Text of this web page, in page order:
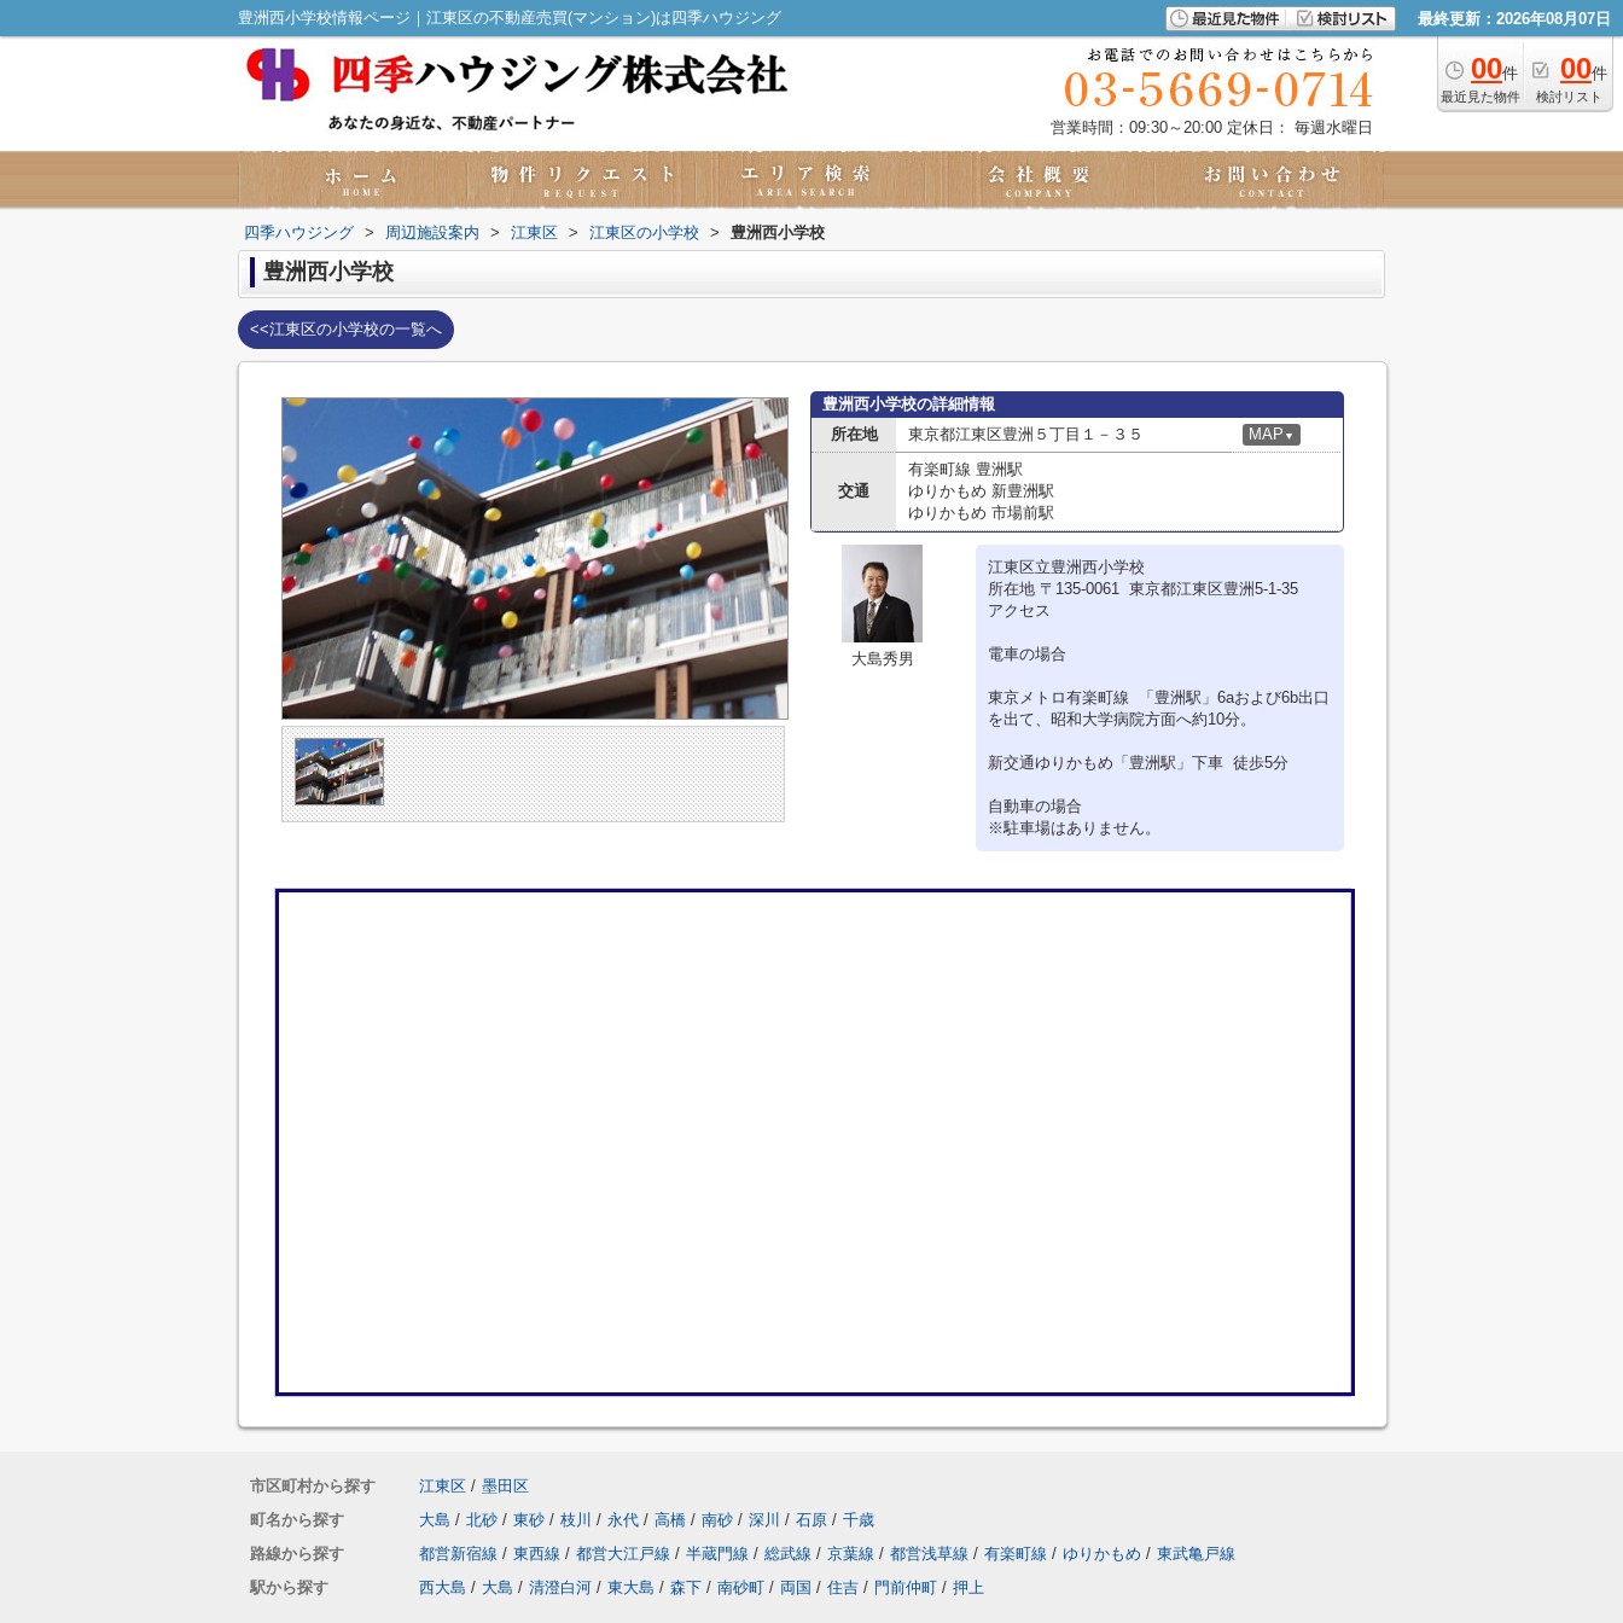
豊洲西小学校情報ページ｜江東区の不動産売買(マンション)は四季ハウジング 最終更新：2026年08月07日
00件
最近見た物件
00件
検討リスト
営業時間：09:30～20:00 定休日： 毎週水曜日
四季ハウジング > 周辺施設案内 > 江東区 > 江東区の小学校 > 豊洲西小学校
豊洲西小学校
<<江東区の小学校の一覧へ
豊洲西小学校の詳細情報
所在地
東京都江東区豊洲５丁目１－３５ MAP ▼
交通
有楽町線 豊洲駅
ゆりかもめ 新豊洲駅
ゆりかもめ 市場前駅
大島秀男
江東区立豊洲西小学校
所在地 〒135-0061 東京都江東区豊洲5-1-35
アクセス
電車の場合
東京メトロ有楽町線 「豊洲駅」6aおよび6b出口
を出て、昭和大学病院方面へ約10分。
新交通ゆりかもめ「豊洲駅」下車 徒歩5分
自動車の場合
※駐車場はありません。
市区町村から探す 江東区 / 墨田区
町名から探す
大島 / 北砂 / 東砂 / 枝川 / 永代 / 高橋 / 南砂 / 深川 / 石原 / 千歳
路線から探す
都営新宿線 / 東西線 / 都営大江戸線 / 半蔵門線 / 総武線 / 京葉線 / 都営浅草線 / 有楽町線 / ゆりかもめ / 東武亀戸線
駅から探す
西大島 / 大島 / 清澄白河 / 東大島 / 森下 / 南砂町 / 両国 / 住吉 / 門前仲町 / 押上